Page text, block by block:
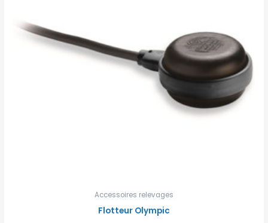
Accessoires relevages
Flotteur Olympic